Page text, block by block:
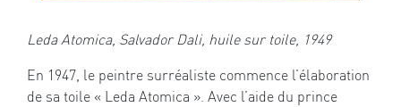
Leda Atomica, Salvador Dali, huile sur toile, 1949
En 1947, le peintre surréaliste commence l’élaboration
de sa toile « Leda Atomica ». Avec l’aide du prince